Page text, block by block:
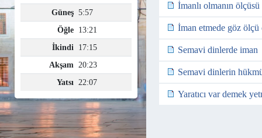
İmanlı olmanın ölçüsü
İman etmede göz
Semavi dinlerde iman
Semavi dinlerin
Yaratıcı var demek